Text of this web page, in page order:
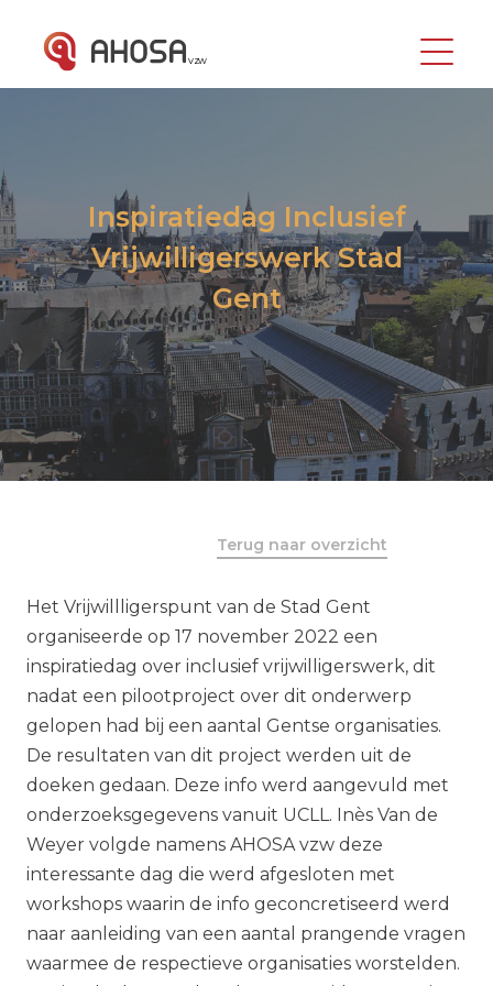
vzw
Inspiratiedag Inclusief
Vrijwilligerswerk Stad
Gent
Terug naar overzicht
Het Vrijwillligerspunt van de Stad Gent
organiseerde op 17 november 2022 een
inspiratiedag over inclusief vrijwilligerswerk, dit
nadat een pilootproject over dit onderwerp
gelopen had bij een aantal Gentse organisaties.
De resultaten van dit project werden uit de
doeken gedaan. Deze info werd aangevuld met
onderzoeksgegevens vanuit UCLL. Inès Van de
Weyer volgde namens AHOSA vzw deze
interessante dag die werd afgesloten met
workshops waarin de info geconcretiseerd werd
naar aanleiding van een aantal prangende vragen
waarmee de respectieve organisaties worstelden.